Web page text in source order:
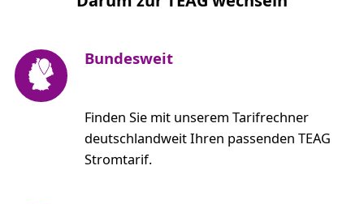
Bundesweit
Finden Sie mit unserem Tarifrechner
deutschlandweit Ihren passenden TEAG
Stromtarif.